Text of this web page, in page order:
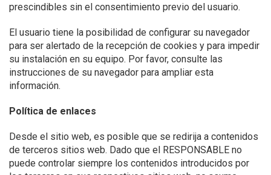
prescindibles sin el consentimiento previo del usuario.
El usuario tiene la posibilidad de configurar su navegador
para ser alertado de la recepción de cookies y para impedir
su instalación en su equipo. Por favor, consulte las
instrucciones de su navegador para ampliar esta
información.
Política de enlaces
Desde el sitio web, es posible que se redirija a contenidos
de terceros sitios web. Dado que el RESPONSABLE no
puede controlar siempre los contenidos introducidos por